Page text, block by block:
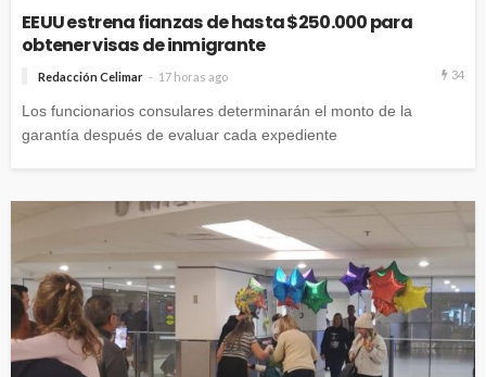
EEUU estrena fianzas de hasta $250.000 para
obtener visas de inmigrante
Redacción Celimar 17 horas ago 34
Los funcionarios consulares determinarán el monto de la
garantía después de evaluar cada expediente